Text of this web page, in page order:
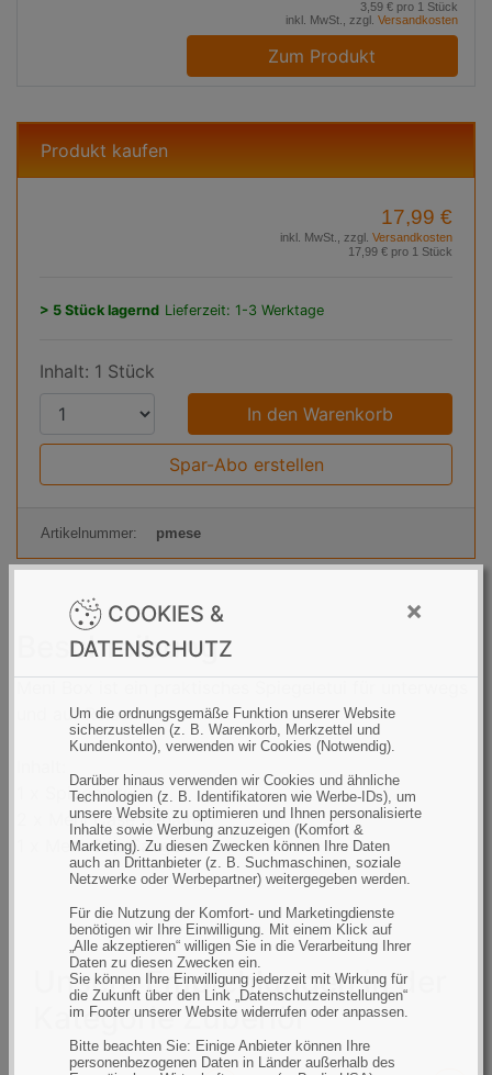
COOKIES &
DATENSCHUTZ
×
Um die ordnungsgemäße Funktion unserer Website
sicherzustellen (z. B. Warenkorb, Merkzettel und
Kundenkonto), verwenden wir Cookies (Notwendig).
Darüber hinaus verwenden wir Cookies und ähnliche
Technologien (z. B. Identifikatoren wie Werbe-IDs), um
unsere Website zu optimieren und Ihnen personalisierte
Inhalte sowie Werbung anzuzeigen (Komfort &
Marketing). Zu diesen Zwecken können Ihre Daten
auch an Drittanbieter (z. B. Suchmaschinen, soziale
Netzwerke oder Werbepartner) weitergegeben werden.
Für die Nutzung der Komfort- und Marketingdienste
benötigen wir Ihre Einwilligung. Mit einem Klick auf
„Alle akzeptieren“ willigen Sie in die Verarbeitung Ihrer
Daten zu diesen Zwecken ein.
Sie können Ihre Einwilligung jederzeit mit Wirkung für
die Zukunft über den Link „Datenschutzeinstellungen“
im Footer unserer Website widerrufen oder anpassen.
Bitte beachten Sie: Einige Anbieter können Ihre
personenbezogenen Daten in Länder außerhalb des
3,59 € pro 1 Stück
inkl. MwSt., zzgl. Versandkosten
Zum Produkt
Produkt kaufen
17,99 €
inkl. MwSt., zzgl. Versandkosten
17,99 € pro 1 Stück
> 5 Stück lagernd Lieferzeit: 1-3 Werktage
Inhalt: 1 Stück
r
d
k
t
Spar-Abo erstellen
Artikelnummer: pmese
Beschreibung
und auf Reisen.
1 x Spiegeletui
2 x Meni Case Behälter
1 x Meni Cup Sauger
Unsere Empfehlungen in der
Kategorie Zubehör